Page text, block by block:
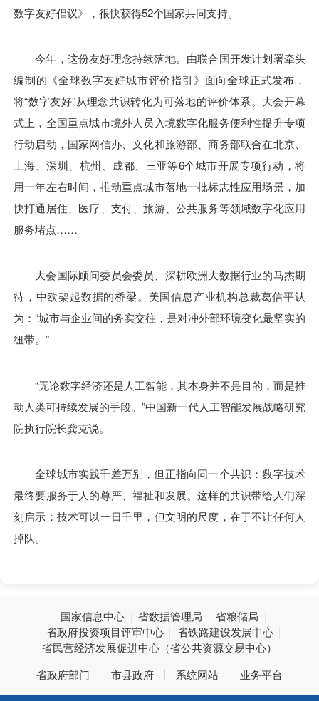
数字友好倡议》，很快获得52个国家共同支持。
今年，这份友好理念持续落地。由联合国开发计划署牵头
编制的《全球数字友好城市评价指引》面向全球正式发布，
将“数字友好”从理念共识转化为可落地的评价体系。大会开幕
式上，全国重点城市境外人员入境数字化服务便利性提升专项
行动启动，国家网信办、文化和旅游部、商务部联合在北京、
上海、深圳、杭州、成都、三亚等6个城市开展专项行动，将
用一年左右时间，推动重点城市落地一批标志性应用场景，加
快打通居住、医疗、支付、旅游、公共服务等领域数字化应用
服务堵点……
大会国际顾问委员会委员、深耕欧洲大数据行业的马杰期
待，中欧架起数据的桥梁。美国信息产业机构总裁葛信平认
为：“城市与企业间的务实交往，是对冲外部环境变化最坚实的
纽带。”
“无论数字经济还是人工智能，其本身并不是目的，而是推
动人类可持续发展的手段。”中国新一代人工智能发展战略研究
院执行院长龚克说。
全球城市实践千差万别，但正指向同一个共识：数字技术
最终要服务于人的尊严、福祉和发展。这样的共识带给人们深
刻启示：技术可以一日千里，但文明的尺度，在于不让任何人
掉队。
国家信息中心 省数据管理局
省粮储局
省政府投资项目评审中心
省铁路建设发展中心
省民营经济发展促进中心（省公共资源交易中心）
省政府部门 市县政府 系统网站 业务平台